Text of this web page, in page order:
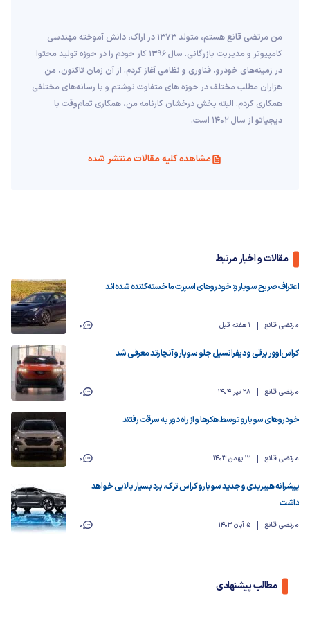
من مرتضی قانع هستم، متولد 1373 در اراک، دانش آموخته مهندسی
کامپیوتر و مدیریت بازرگانی. سال 1396 کار خودم را در حوزه تولید محتوا
در زمینه‌های خودرو، فناوری و نظامی آغاز کردم. از آن زمان تاکنون، من
هزاران مطلب مختلف در حوزه های متفاوت نوشتم و با رسانه‌های مختلفی
همکاری کردم. البته بخش درخشان کارنامه من، همکاری تمام‌وقت با
دیجیاتو از سال 1402 است.
مشاهده کلیه مقالات منتشر شده
مقالات و اخبار مرتبط
اعتراف صریح سوبارو: خودروهای اسپرت ما خسته‌کننده شده‌اند
مرتضی قانع 1 هفته قبل 0
کراس‌اوور برقی و دیفرانسیل جلو سوبارو آنچارتد معرفی شد
مرتضی قانع 28 تیر 1404 0
خودروهای سوبارو توسط هکرها و از راه دور به سرقت رفتند
مرتضی قانع 12 بهمن 1403 0
پیشرانه هیبریدی و جدید سوبارو کراس ‌ترک، برد بسیار بالایی خواهد
داشت
مرتضی قانع 5 آبان 1403 0
مطالب پیشنهادی